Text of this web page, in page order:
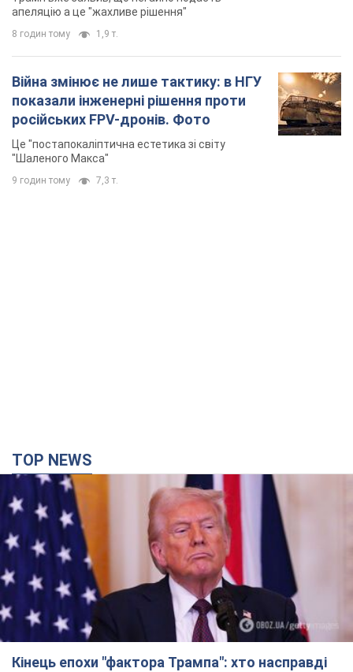
апеляцію а це "жахливе рішення"
8 годин тому 1,9 т.
Війна змінює не лише тактику: в НГУ
показали інженерні рішення проти
російських FPV-дронів. Фото
Це "постапокаліптична естетика зі світу
"Шаленого Макса"
9 годин тому 7,3 т.
TOP NEWS
Кінець епохи "фактора Трампа": хто насправді